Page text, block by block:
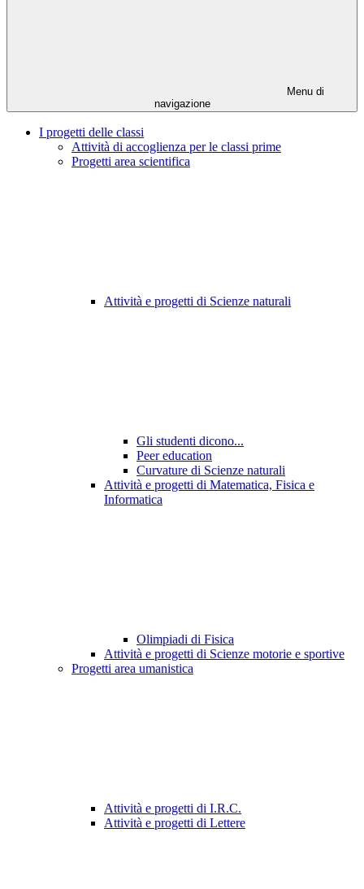
Menu di
navigazione
I progetti delle classi
Attività di accoglienza per le classi prime
Progetti area scientifica
Attività e progetti di Scienze naturali
Gli studenti dicono...
Peer education
Curvature di Scienze naturali
Attività e progetti di Matematica, Fisica e
Informatica
Olimpiadi di Fisica
Attività e progetti di Scienze motorie e sportive
Progetti area umanistica
Attività e progetti di I.R.C.
Attività e progetti di Lettere